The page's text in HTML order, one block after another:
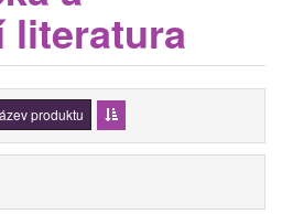
literatura
produktu